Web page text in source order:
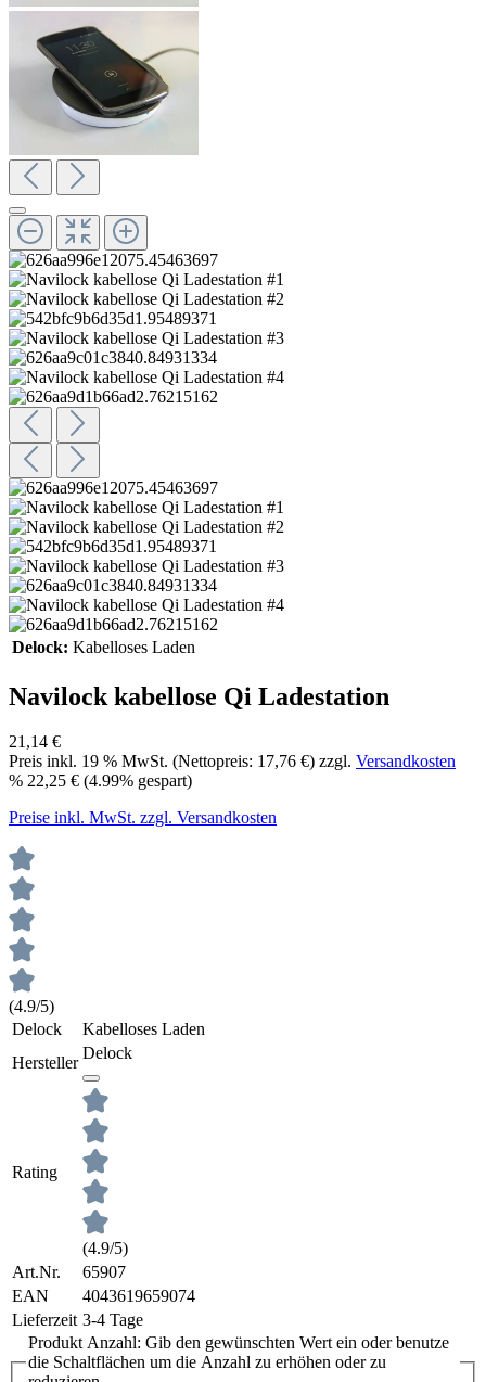
Delock: Kabelloses Laden
Navilock kabellose Qi Ladestation
21,14 €
Preis inkl. 19 % MwSt. (Nettopreis: 17,76 €) zzgl. Versandkosten
% 22,25 € (4.99% gespart)
Preise inkl. MwSt. zzgl. Versandkosten
(4.9/5)
Delock
Kabelloses Laden
Hersteller
Delock
Rating
(4.9/5)
Art.Nr.
65907
EAN
4043619659074
Lieferzeit 3-4 Tage
Produkt Anzahl: Gib den gewünschten Wert ein oder benutze
die Schaltflächen um die Anzahl zu erhöhen oder zu